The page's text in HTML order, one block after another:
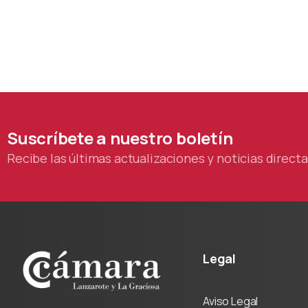
Suscríbetea nuestro boletín
Recibe las últimas actualizaciones y noticias
Legal
Aviso Legal